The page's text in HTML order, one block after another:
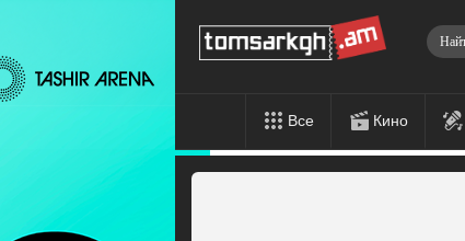
Все Кино